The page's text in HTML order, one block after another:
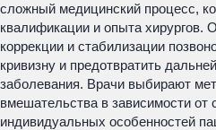
сложный медицинский процесс,
квалификации и опыта хирургов.
коррекции и стабилизации
кривизну и предотвратить
заболевания. Врачи выбирают
вмешательства в зависимости от
индивидуальных особенностей